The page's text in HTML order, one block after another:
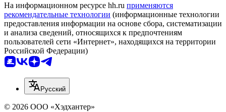
На информационном ресурсе hh.ru применяются
рекомендательные технологии (информационные технологии
предоставления информации на основе сбора, систематизации
и анализа сведений, относящихся к предпочтениям
пользователей сети «Интернет», находящихся на территории
Российской Федерации)
Русский
© 2026 ООО «Хэдхантер»